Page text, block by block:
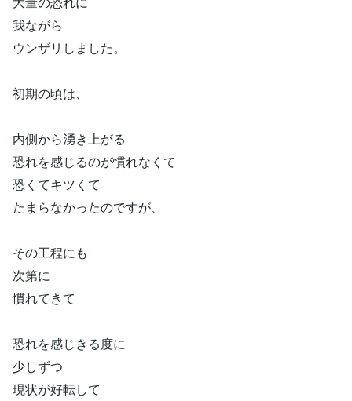
我ながら
ウンザリしました。
初期の頃は、
内側から湧き上がる
恐れを感じるのが慣れなくて
恐くてキツくて
たまらなかったのですが、
その工程にも
次第に
慣れてきて
恐れを感じきる度に
少しずつ
現状が好転して